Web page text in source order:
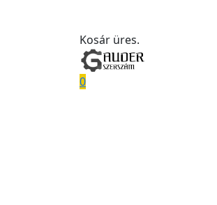
Kosár üres.
0